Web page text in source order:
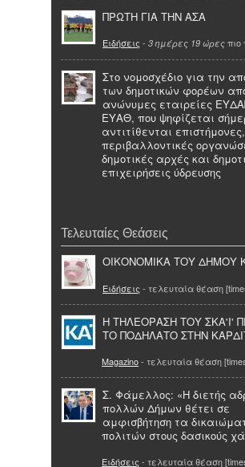
ΠΡΩΤΗ ΓΙΑ ΤΗΝ ΑΣΑ
Ειδήσεις - 3 ημέρες 19 ώρες πιο
Στο νομοσχέδιο για την
των δημοτικών φορέων
ανώνυμες εταιρείες
ΕΥΑΘ, που ψηφίζεται
αντιτίθενται επιστήμονες,
περιβαλλοντικές
δημοτικές αρχές και
επιχειρήσεις ύδρευσης
Τελευταίες Θεάσεις
ΟΙΚΟΝΟΜΙΚΑ ΤΟΥ ΔΗΜΟΥ
Ειδήσεις - τελευταία θέαση
Η ΤΗΛΕΟΡΑΣΗ ΤΟΥ ΣΚΑ'Ι'
ΤΟ ΠΟΔΗΛΑΤΟ ΣΤΗΝ
Magazino- τελευταία θέαση
Σ. Φάμελλος: «Η διετής
πολλών Δήμων θέτει σε
αμφισβήτηση τα
πολιτών στους δασικούς
Ειδήσεις - τελευταία θέαση